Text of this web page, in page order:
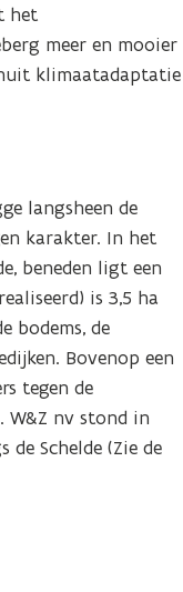
het
meer en mooier
klimaatadaptatie
langsheen de
karakter. In het
beneden ligt een
is 3,5 ha
bodems, de
Bovenop een
tegen de
W&Z nv stond in
Schelde (Zie de